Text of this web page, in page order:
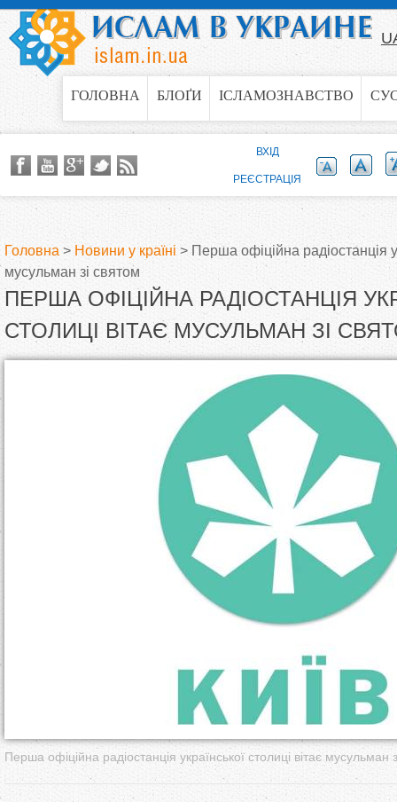
Jump to navigation
ГОЛОВНА БЛОҐИ ІСЛАМОЗНАВСТВО
В
и
є
Головна > Новини у країні > Перша офіційна радіостанція
мусульман зі святом
ПЕРША ОФІЦІЙНА РАДІОСТАНЦІЯ
СТОЛИЦІ ВІТАЄ МУСУЛЬМАН ЗІ
Перша офіційна радіостанція української столиці вітає мусульман
ВХІД
РЕЄСТРАЦІЯ